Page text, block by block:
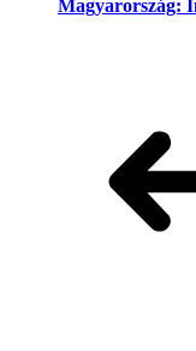
Magyarország: